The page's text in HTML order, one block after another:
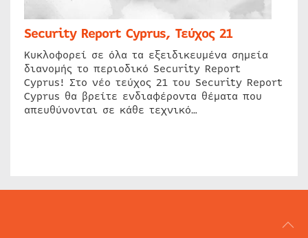
Security Report Cyprus, Τεύχος 21
Κυκλοφορεί σε όλα τα εξειδικευμένα σημεία
διανομής το περιοδικό Security Report
Cyprus! Στο νέο τεύχος 21 του Security Report
Cyprus θα βρείτε ενδιαφέροντα θέματα που
απευθύνονται σε κάθε τεχνικό…